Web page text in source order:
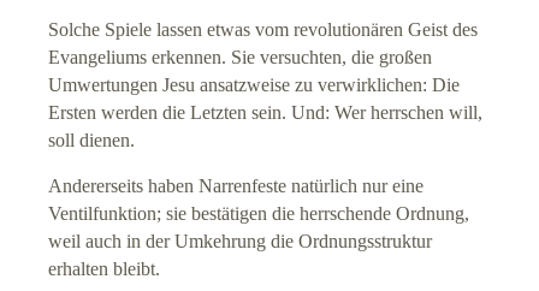
Solche Spiele lassen etwas vom revolutionären Geist des
Evangeliums erkennen. Sie versuchten, die großen
Umwertungen Jesu ansatzweise zu verwirklichen: Die
Ersten werden die Letzten sein. Und: Wer herrschen will,
soll dienen.
Andererseits haben Narrenfeste natürlich nur eine
Ventilfunktion; sie bestätigen die herrschende Ordnung,
weil auch in der Umkehrung die Ordnungsstruktur
erhalten bleibt.